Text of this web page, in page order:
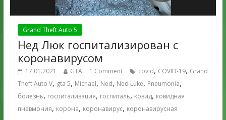
Grand Theft Auto 5
Нед Люк госпитализирован с
коронавирусом
17.01.2021 GTA 1 Comment covid, COVID-19, Grand
Theft Auto V, gta 5, Michael, Ned, Ned Luke, Pneumonia,
болезнь, госпитализация, госпиталь, ковид, ковидная
пневмония, корона, коронавирус, коронавирусная